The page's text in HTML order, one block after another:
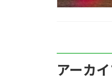
アーカ